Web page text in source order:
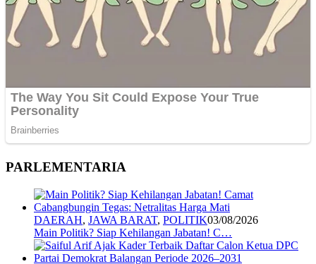
PARLEMENTARIA
DAERAH, JAWA BARAT, POLITIK03/08/2026
Main Politik? Siap Kehilangan Jabatan! C…